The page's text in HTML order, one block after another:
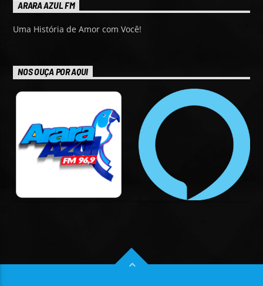
ARARA AZUL FM
Uma História de Amor com Você!
NOS OUÇA POR AQUI